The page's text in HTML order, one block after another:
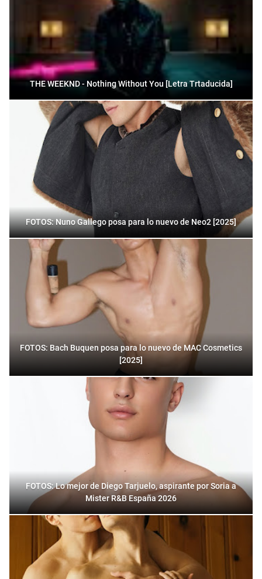
THE WEEKND - Nothing Without You [Letra Trtaducida]
FOTOS: Nuno Gallego posa para lo nuevo de Neo2 [2025]
FOTOS: Bach Buquen posa para lo nuevo de MAC Cosmetics
[2025]
FOTOS: Lo mejor de Diego Tarjuelo, aspirante por Soria a
Mister R&B España 2026